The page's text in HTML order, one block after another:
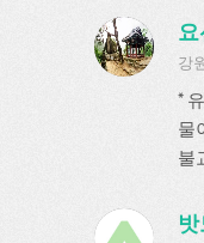
강
*
물
불